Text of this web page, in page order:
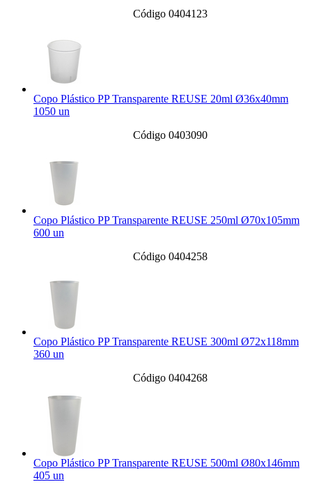
Código 0404123
Copo Plástico PP Transparente REUSE 20ml Ø36x40mm
1050 un
Código 0403090
Copo Plástico PP Transparente REUSE 250ml Ø70x105mm
600 un
Código 0404258
Copo Plástico PP Transparente REUSE 300ml Ø72x118mm
360 un
Código 0404268
Copo Plástico PP Transparente REUSE 500ml Ø80x146mm
405 un